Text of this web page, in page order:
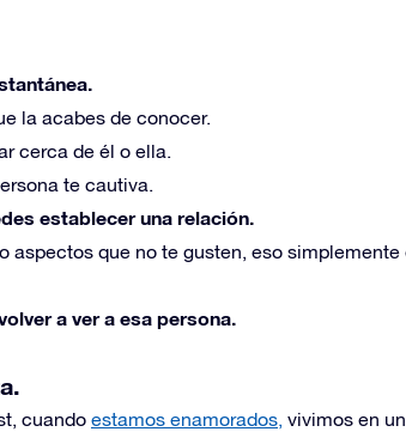
la acabes de conocer.
cerca de él o ella.
te cautiva.
establecer una relación.
aspectos que no te gusten, eso simplemente
a ver a esa persona.
cuando estamos enamorados, vivimos en